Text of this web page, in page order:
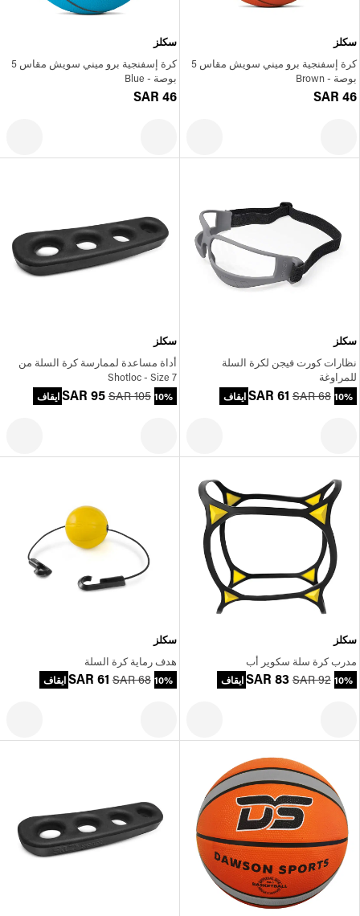
سكلز
كرة إسفنجية برو ميني سويش مقاس 5
بوصة - Brown
SAR 46
سكلز
كرة إسفنجية برو ميني سويش مقاس 5
بوصة - Blue
SAR 46
سكلز
نظارات كورت فيجن لكرة السلة
للمراوغة
SAR 61 SAR 68 10% ايقاف
سكلز
أداة مساعدة لممارسة كرة السلة من
Shotloc - Size 7
SAR 95 SAR 105 10% ايقاف
سكلز
مدرب كرة سلة سكوير أب
SAR 83 SAR 92 10% ايقاف
سكلز
هدف رماية كرة السلة
SAR 61 SAR 68 10% ايقاف